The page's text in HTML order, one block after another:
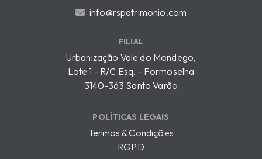
info@rspatrimonio.com
FILIAL
Urbanização Vale do Mondego,
Lote 1 - R/C Esq. - Formoselha
3140-363 Santo Varão
POLÍTICAS LEGAIS
Termos & Condições
RGPD